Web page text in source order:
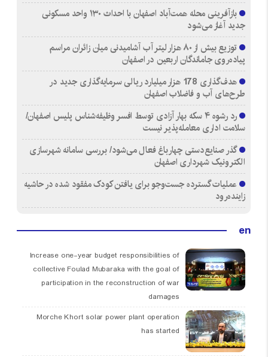
بازآفرینی محله همت‌آباد اصفهان با احداث ۱۳۰ واحد مسکونی
جدید آغاز می‌شود
توزیع بیش از ۸۰ هزار لیتر آب آشامیدنی میان زائران مراسم
پیاده‌روی جاماندگان اربعین در اصفهان
هدف‌گذاری 178 هزار میلیارد ریالی سرمایه‌گذاری جدید در
طرح‌های آب و فاضلاب اصفهان
رد رشوه ۴ سکه بهار آزادی توسط افسر وظیفه‌شناس پلیس اصفهان/
سلامت اداری معامله‌پذیر نیست
گذر صنایع‌دستی چهارباغ فعال می‌شود/ بررسی سامانه شهرسازی
الکترونیک شهرداری اصفهان
عملیات گسترده جست‌وجو برای یافتن کودک مفقود شده در حاشیه
زاینده‌رود
en
Increase one-year budget responsibilities of
collective Foulad Mubaraka with the goal of
participation in the reconstruction of war
damages
Morche Khort solar power plant operation
has started